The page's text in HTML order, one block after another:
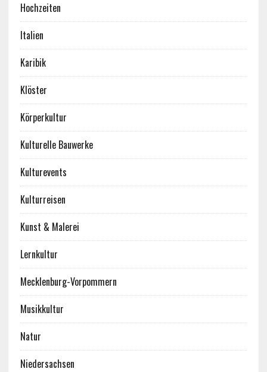
Hochzeiten
Italien
Karibik
Klöster
Körperkultur
Kulturelle Bauwerke
Kulturevents
Kulturreisen
Kunst & Malerei
Lernkultur
Mecklenburg-Vorpommern
Musikkultur
Natur
Niedersachsen